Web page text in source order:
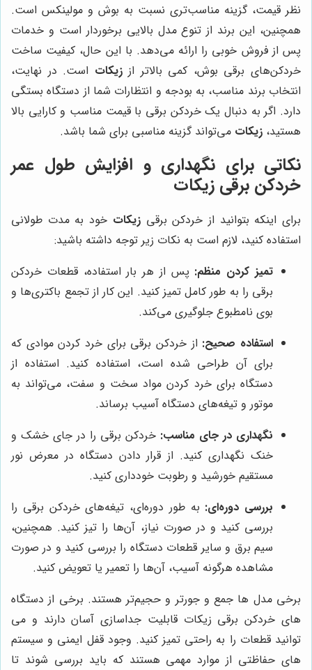
نظر قیمت، گزینه مناسب‌تری نسبت به بوش و مولینکس است.
همچنین، این برند از تنوع مدل بالایی برخوردار است و خدمات
پس از فروش خوبی را ارائه می‌دهد. با این حال، کیفیت ساخت
خردکن‌های برقی بوش، کمی بالاتر اززیکات است. در نهایت،
انتخاب برند مناسب، به بودجه و انتظارات شما از دستگاه بستگی
دارد. اگر به دنبال یک خردکن برقی با قیمت مناسب و کارایی بالا
هستید، زیکات می‌تواند گزینه مناسبی برای شما باشد.
نکاتی برای نگهداری و افزایش طول عمر
خردکن برقی زیکات
برای اینکه بتوانید از خردکن برقیزیکات خود به مدت طولانی
استفاده کنید، لازم است به نکات زیر توجه داشته باشید:
تمیز کردن منظم: پس از هر بار استفاده، قطعات خردکن
برقی را به طور کامل تمیز کنید. این کار از تجمع باکتری‌ها و
بوی نامطبوع جلوگیری می‌کند.
استفاده صحیح: از خردکن برقی برای خرد کردن موادی که
برای آن طراحی شده است، استفاده کنید. استفاده از
دستگاه برای خرد کردن مواد سخت و سفت، می‌تواند به
موتور و تیغه‌های دستگاه آسیب برساند.
نگهداری در جای مناسب: خردکن برقی را در جای خشک و
خنک نگهداری کنید. از قرار دادن دستگاه در معرض نور
مستقیم خورشید و رطوبت خودداری کنید.
بررسی دوره‌ای: به طور دوره‌ای، تیغه‌های خردکن برقی را
بررسی کنید و در صورت نیاز، آن‌ها را تیز کنید. همچنین،
سیم برق و سایر قطعات دستگاه را بررسی کنید و در صورت
مشاهده هرگونه آسیب، آن‌ها را تعمیر یا تعویض کنید.
برخی مدل ها جمع و جورتر و حجیم‌تر هستند. برخی از دستگاه
های خردکن برقی زیکات قابلیت جداسازی آسان دارند و می
توانید قطعات را به راحتی تمیز کنید. وجود قفل ایمنی و سیستم
های حفاظتی از موارد مهمی هستند که باید بررسی شوند تا